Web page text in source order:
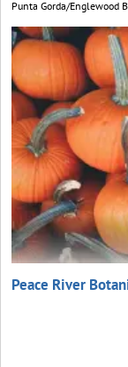
Punta Gorda/Englewood
Peace River